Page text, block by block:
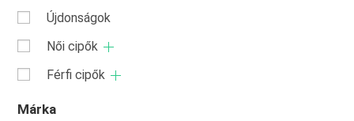
Újdonságok
Női cipők
Férfi cipők
Márka